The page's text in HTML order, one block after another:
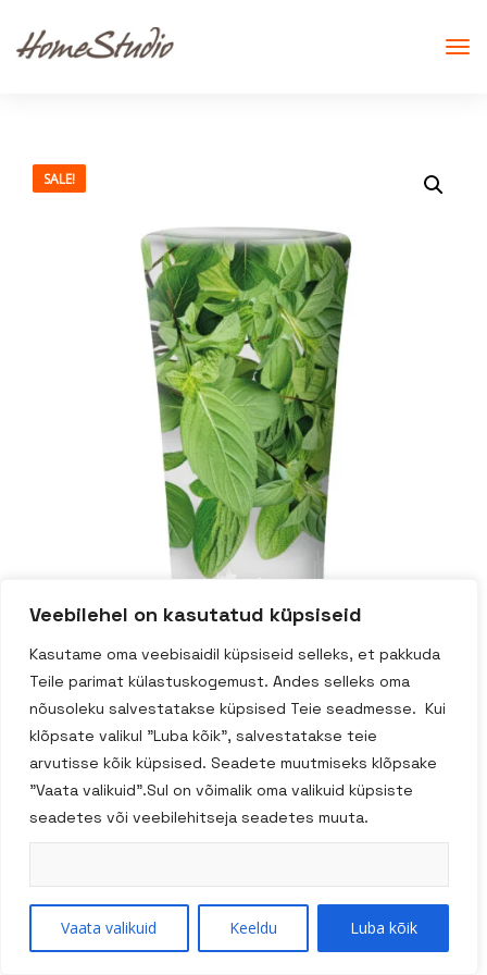
Veebilehel on kasutatud küpsiseid
Kasutame oma veebisaidil küpsiseid selleks, et pakkuda
Teile parimat külastuskogemust. Andes selleks oma
nõusoleku salvestatakse küpsised Teie seadmesse. Kui
klõpsate valikul "Luba kõik", salvestatakse teie
arvutisse kõik küpsised. Seadete muutmiseks klõpsake
"Vaata valikuid".Sul on võimalik oma valikuid küpsiste
seadetes või veebilehitseja seadetes muuta.
Vaata valikuid Keeldu Luba kõik
SALE!